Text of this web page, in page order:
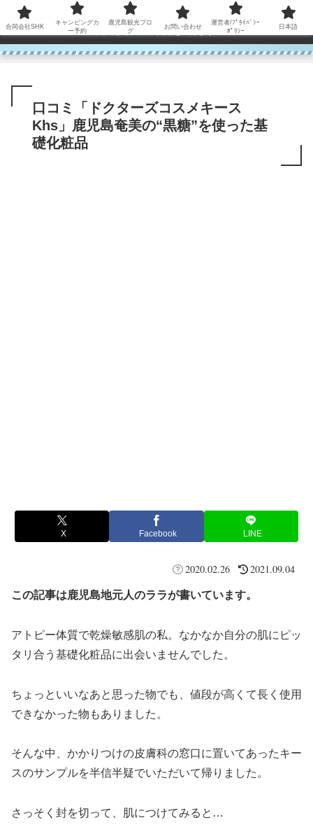
コンテンツへスキップ
鹿児島から世界に笑顔を広げます！
口コミ「ドクターズコスメキース
Khs」鹿児島奄美の“黒糖”を使った基
礎化粧品
X Facebook LINE
2020.02.26 2021.09.04
この記事は鹿児島地元人のララが書いています。
アトピー体質で乾燥敏感肌の私。なかなか自分の肌にピッ
タリ合う基礎化粧品に出会いませんでした。
ちょっといいなあと思った物でも、値段が高くて長く使用
できなかった物もありました。
そんな中、かかりつけの皮膚科の窓口に置いてあったキー
スのサンプルを半信半疑でいただいて帰りました。
さっそく封を切って、肌につけてみると…
合同会社SHK
キャンピングカ
ー予約
鹿児島観光ブロ
グ
お問い合わせ
運営者/ﾌﾟﾗｲﾊﾞｼｰ
ﾎﾟﾘｼｰ
日本語